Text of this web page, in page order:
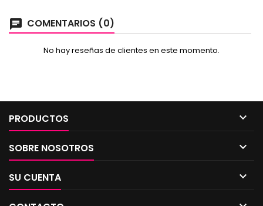
chat COMENTARIOS (0)
No hay reseñas de clientes en este momento.
PRODUCTOS 
SOBRE NOSOTROS 
SU CUENTA 